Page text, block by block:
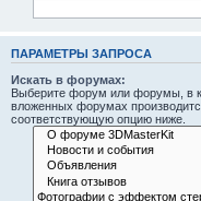
ПАРАМЕТРЫ ЗАПРОСА
Искать в форумах:
Выберите форум или форумы, в
вложенных форумах
соответствующую опцию ниже.